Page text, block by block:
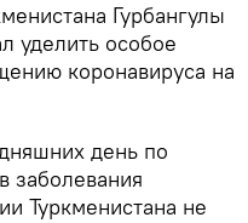
Гурбангулы
уделить особое
коронавируса на
день по
заболевания
Туркменистана не